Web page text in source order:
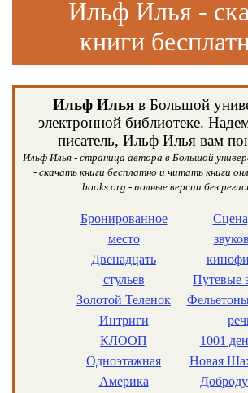
Ильф Илья -
книги
читать книги
Ильф Ильяв Большой
электронной библиотеке.
писатель, Ильф Илья вам
Ильф Илья - страница автора в Большой
- скачать книги бесплатно и читать книги
books.org - полные версии без
Бронированное
место
Двенадцать
стульев
Золотой Теленок
Интриги
КЛООП
Одноэтажная
Америка
Путевые
1001
Новая